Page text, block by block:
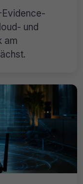
Evidence-
und
am